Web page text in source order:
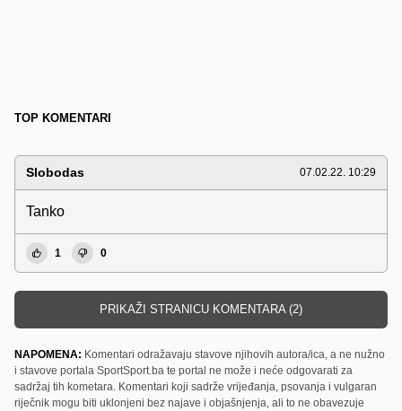
TOP KOMENTARI
Slobodas 07.02.22. 10:29
Tanko
1 0
PRIKAŽI STRANICU KOMENTARA (2)
NAPOMENA: Komentari odražavaju stavove njihovih autora/ica, a ne nužno
i stavove portala SportSport.ba te portal ne može i neće odgovarati za
sadržaj tih kometara. Komentari koji sadrže vrijeđanja, psovanja i vulgaran
riječnik mogu biti uklonjeni bez najave i objašnjenja, ali to ne obavezuje